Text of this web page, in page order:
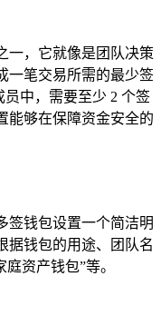
一，它就像是团队决策
一笔交易所需的最少签
员中，需要至少 2 个签
能够在保障资金安全的
签钱包设置一个简洁明
据钱包的用途、团队名
资产钱包”等。